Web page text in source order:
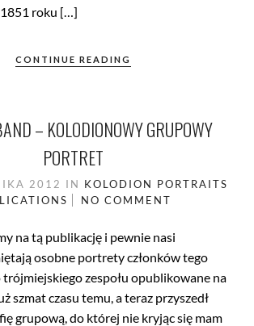
roku […]
CONTINUE READING
– KOLODIONOWY GRUPOWY
PORTRET
2012 IN KOLODION PORTRAITS
NO COMMENT
na tą publikację i pewnie nasi
osobne portrety członków tego
zespołu opublikowane na
szmat czasu temu, a teraz przyszedł
grupową, do której nie kryjąc się mam